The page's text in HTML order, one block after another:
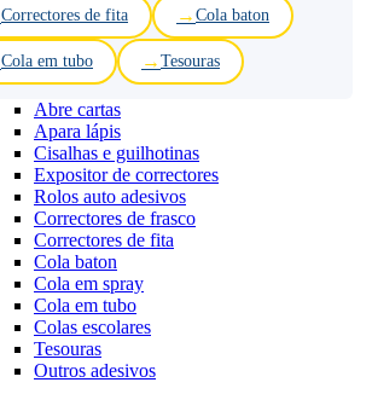
Correctores de fita Cola baton
Cola em tubo Tesouras
Abre cartas
Apara lápis
Cisalhas e guilhotinas
Expositor de correctores
Rolos auto adesivos
Correctores de frasco
Correctores de fita
Cola baton
Cola em spray
Cola em tubo
Colas escolares
Tesouras
Outros adesivos